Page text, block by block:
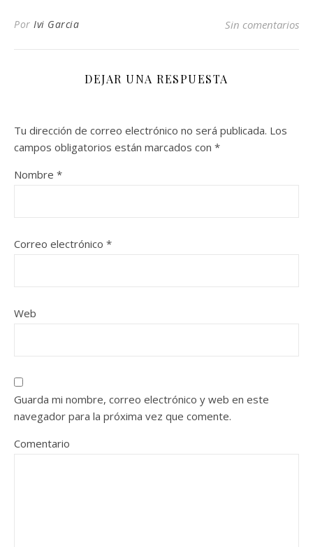
Por Ivi Garcia Sin comentarios
DEJAR UNA RESPUESTA
Tu dirección de correo electrónico no será publicada. Los
campos obligatorios están marcados con *
Nombre *
Correo electrónico *
Web
Guarda mi nombre, correo electrónico y web en este
navegador para la próxima vez que comente.
Comentario